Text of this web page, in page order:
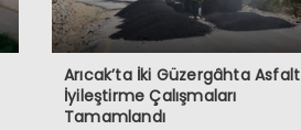
Arıcak’ta İki Güzergâhta Asfalt
İyileştirme Çalışmaları
Tamamlandı